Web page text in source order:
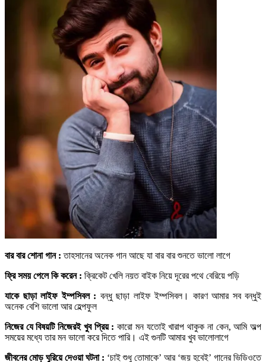
বার বার শোনা গান : তাহসানের অনেক গান আছে যা বার বার শুনতে ভালো লাগে
ফ্রি সময় পেলে কি করেন : ক্রিকেট খেলি নয়ত বাইক নিয়ে দূরের পথে বেরিয়ে পড়ি
যাকে ছাড়া লাইফ ইম্পসিবল : বন্ধু ছাড়া লাইফ ইম্পসিবল। কারণ আমার সব বন্ধুই
অনেক বেশি ভালো আর হেল্পফুল
নিজের যে বিষয়টি নিজেরই খুব প্রিয় : কারো মন যতোই খারাপ থাকুক না কেন, আমি অল্প
সময়ের মধ্যে তার মন ভালো করে দিতে পারি। এই গুনটি আমার খুব ভালোলাগে
জীবনের মোড় ঘুরিয়ে দেওয়া ঘটনা : ‘চাই শুধু তোমাকে’ আর ‘জয় হবেই’ গানের ভিডিওতে